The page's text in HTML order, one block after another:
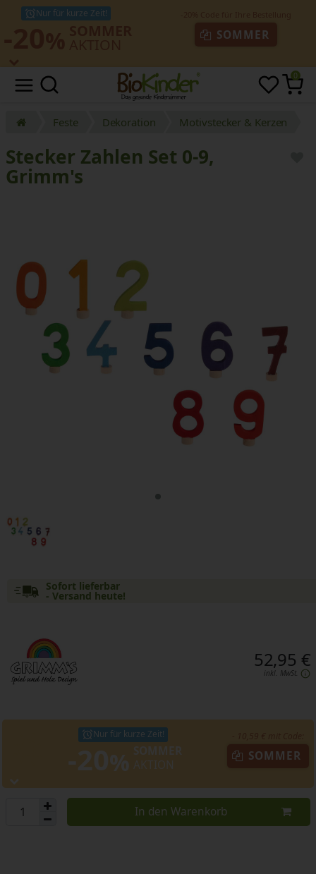
Nur für kurze Zeit!
SOMMER
0
Feste Dekoration Motivstecker & Kerzen
Stecker Zahlen Set 0-9,
Grimm's
Sofort lieferbar
- Versand heute!
52,95 €
inkl. MwSt.
Nur für kurze Zeit!
SOMMER
In den Warenkorb